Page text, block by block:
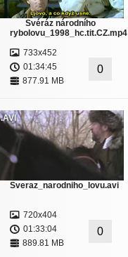
Svéráz národního
rybolovu_1998_hc.tit.CZ.mp4
733x452
01:34:45
877.91 MB
0
.AVI
Sveraz_narodniho_lovu.avi
720x404
01:33:04
889.81 MB
0